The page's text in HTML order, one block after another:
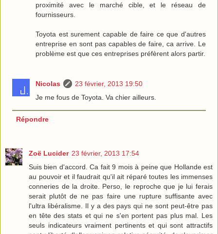
proximité avec le marché cible, et le réseau de
fournisseurs.
Toyota est surement capable de faire ce que d'autres
entreprise en sont pas capables de faire, ca arrive. Le
problème est que ces entreprises préfèrent alors partir.
Nicolas
23 février, 2013 19:50
Je me fous de Toyota. Va chier ailleurs.
Répondre
Zoë Lucider 23 février, 2013 17:54
Suis bien d'accord. Ca fait 9 mois à peine que Hollande est
au pouvoir et il faudrait qu'il ait réparé toutes les immenses
conneries de la droite. Perso, le reproche que je lui ferais
serait plutôt de ne pas faire une rupture suffisante avec
l'ultra libéralisme. Il y a des pays qui ne sont peut-être pas
en tête des stats et qui ne s'en portent pas plus mal. Les
seuls indicateurs vraiment pertinents et qui sont attractifs